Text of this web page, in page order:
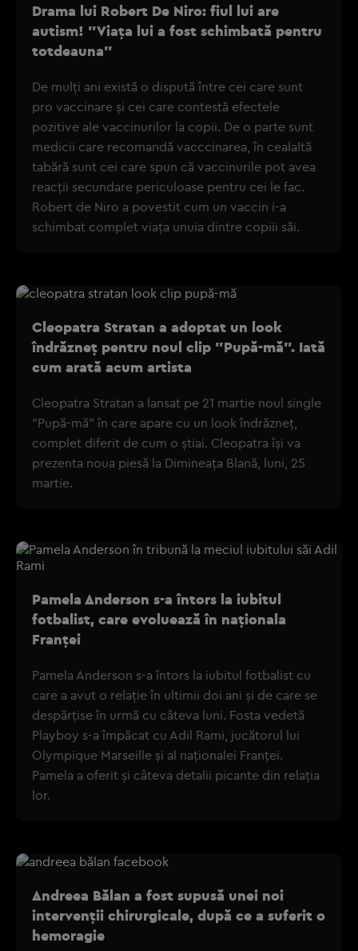
Drama lui Robert De Niro: fiul lui are
autism! "Viaţa lui a fost schimbată pentru
totdeauna"
De mulți ani există o dispută între cei care sunt
pro vaccinare și cei care contestă efectele
pozitive ale vaccinurilor la copii. De o parte sunt
medicii care recomandă vacccinarea, în cealaltă
tabără sunt cei care spun că vaccinurile pot avea
reacții secundare periculoase pentru cei le fac.
Robert de Niro a povestit cum un vaccin i-a
schimbat complet viața unuia dintre copiii săi.
Cleopatra Stratan a adoptat un look
îndrăzneț pentru noul clip "Pupă-mă". Iată
cum arată acum artista
Cleopatra Stratan a lansat pe 21 martie noul single
"Pupă-mă" în care apare cu un look îndrăzneț,
complet diferit de cum o știai. Cleopatra își va
prezenta noua piesă la Dimineața Blană, luni, 25
martie.
Pamela Anderson s-a întors la iubitul
fotbalist, care evoluează în naționala
Franței
Pamela Anderson s-a întors la iubitul fotbalist cu
care a avut o relație în ultimii doi ani și de care se
despărțise în urmă cu câteva luni. Fosta vedetă
Playboy s-a împăcat cu Adil Rami, jucătorul lui
Olympique Marseille și al naționalei Franței.
Pamela a oferit și câteva detalii picante din relația
lor.
Andreea Bălan a fost supusă unei noi
intervenții chirurgicale, după ce a suferit o
hemoragie